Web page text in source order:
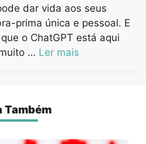
dar vida aos seus
prima única e pessoal. E
o ChatGPT está aqui
… Ler mais
Também